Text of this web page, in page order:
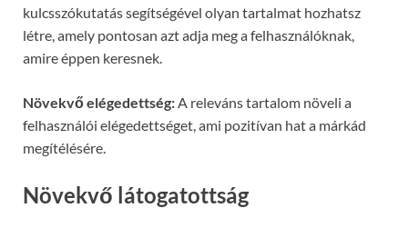
kulcsszókutatás segítségével olyan tartalmat hozhatsz
létre, amely pontosan azt adja meg a felhasználóknak,
amire éppen keresnek.
Növekvő elégedettség:A releváns tartalom növeli a
felhasználói elégedettséget, ami pozitívan hat a márkád
megítélésére.
Növekvő látogatottság